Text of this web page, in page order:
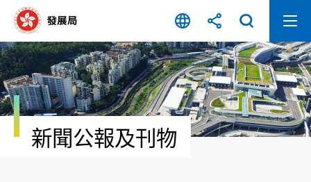
容
開
始
新聞公報及刊物